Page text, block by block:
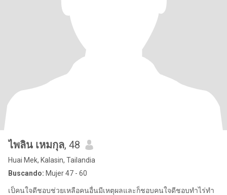
ไพลิน เหมกุล, 48
Huai Mek, Kalasin, Tailandia
Buscando: Mujer 47 - 60
เป็คนใจดีชอบช่วยเหลือคนอื่นมีเหตุผลและก็ชอบคนใจดีชอบทำไร่ทำ